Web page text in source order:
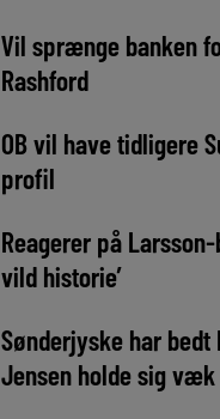
Vil sprænge banken
Rashford
OB vil have tidligere
profil
Reagerer på Larsson-
vild historie’
Sønderjyske har bedt
Jensen holde sig væk